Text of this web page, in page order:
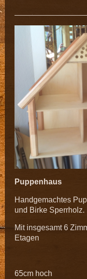
Puppenhaus
Handgemachtes
und Birke Sperrholz.
Mit insgesamt 6
Etagen
65cm hoch